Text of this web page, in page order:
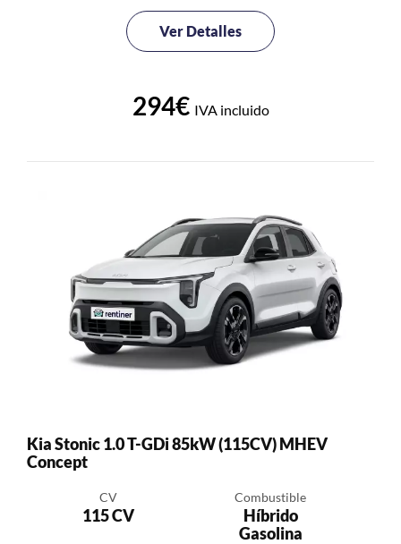
Ver Detalles
294€ IVA incluido
Kia Stonic 1.0 T-GDi 85kW (115CV) MHEV
Concept
CV
115 CV
Combustible
Híbrido
Gasolina